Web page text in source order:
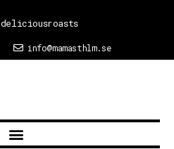
info@mamasthlm.se